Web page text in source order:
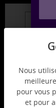
Nous
pour vous
et pour